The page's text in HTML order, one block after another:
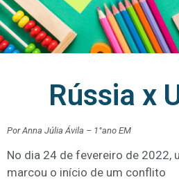
Rússia x
Por Anna Júlia Ávila – 1°ano EM
No dia 24 de fevereiro de 2022,
marcou o início de um conflito